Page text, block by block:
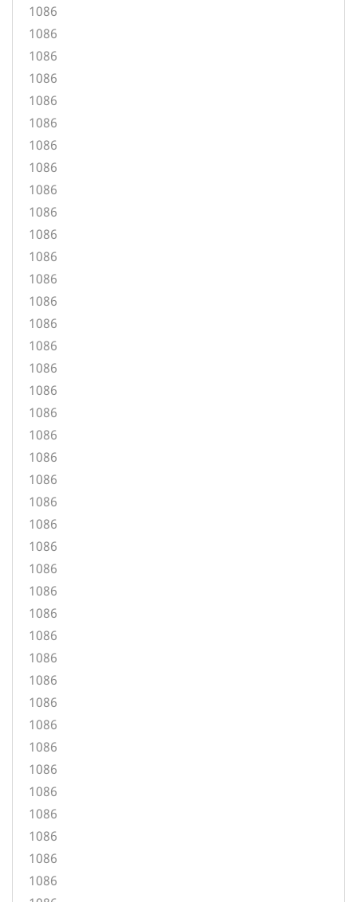
1086
1086
1086
1086
1086
1086
1086
1086
1086
1086
1086
1086
1086
1086
1086
1086
1086
1086
1086
1086
1086
1086
1086
1086
1086
1086
1086
1086
1086
1086
1086
1086
1086
1086
1086
1086
1086
1086
1086
1086